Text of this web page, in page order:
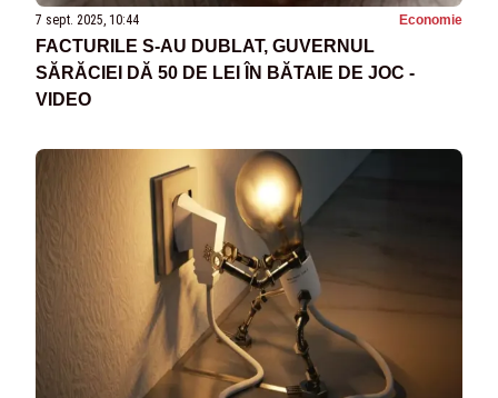
7 sept. 2025, 10:44 Economie
FACTURILE S-AU DUBLAT, GUVERNUL
SĂRĂCIEI DĂ 50 DE LEI ÎN BĂTAIE DE JOC -
VIDEO